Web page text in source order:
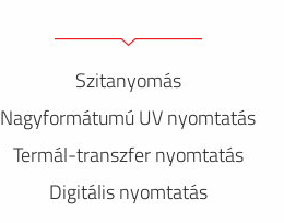
Szitanyomás
Nagyformátumú UV nyomtatás
Termál-transzfer nyomtatás
Digitális nyomtatás